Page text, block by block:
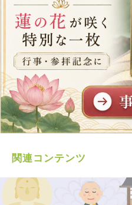
関連コンテンツ